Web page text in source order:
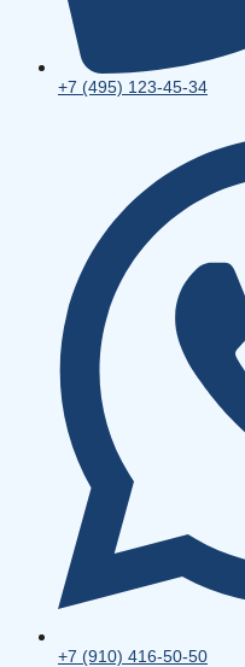
+7 (495) 123-45-34
+7 (910) 416-50-50